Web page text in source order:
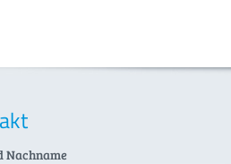
Nachname